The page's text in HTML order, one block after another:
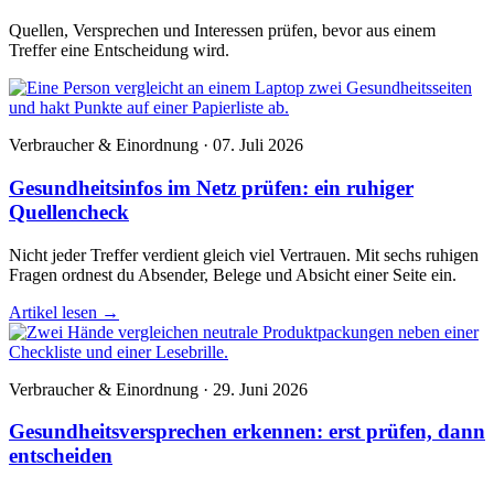
Quellen, Versprechen und Interessen prüfen, bevor aus einem
Treffer eine Entscheidung wird.
Verbraucher & Einordnung · 07. Juli 2026
Gesundheitsinfos im Netz prüfen: ein ruhiger
Quellencheck
Nicht jeder Treffer verdient gleich viel Vertrauen. Mit sechs ruhigen
Fragen ordnest du Absender, Belege und Absicht einer Seite ein.
Artikel lesen →
Verbraucher & Einordnung · 29. Juni 2026
Gesundheitsversprechen erkennen: erst prüfen, dann
entscheiden